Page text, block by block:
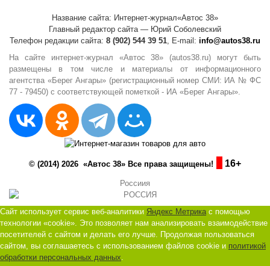
Название сайта: Интернет-журнал«Автос 38»
Главный редактор сайта — Юрий Соболевский
Телефон редакции сайта: 8 (902) 544 39 51 , E-mail: info@autos38.ru
На сайте интернет-журнал «Автос 38» (autos38.ru) могут быть
размещены в том числе и материалы от информационного
агентства «Берег Ангары» (регистрационный номер СМИ: ИА № ФС
77 - 79450) с соответствующей пометкой - ИА «Берег Ангары».
© (2014) 2026 «Автос 38» Все права защищены! 16+
Россиия
Сайт использует сервис веб-аналитики Яндекс Метрикас помощью
технологии «cookie». Это позволяет нам анализировать взаимодействие
посетителей с сайтом и делать его лучше. Продолжая пользоваться
сайтом, вы соглашаетесь с использованием файлов cookie и политикой
обработки персональных данных.